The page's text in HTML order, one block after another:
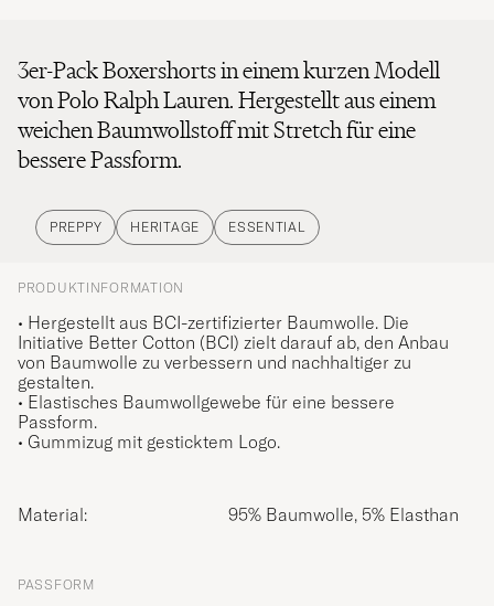
3er-Pack Boxershorts in einem kurzen Modell
von Polo Ralph Lauren. Hergestellt aus einem
weichen Baumwollstoff mit Stretch für eine
bessere Passform.
PREPPY HERITAGE ESSENTIAL
PRODUKTINFORMATION
• Hergestellt aus BCI-zertifizierter Baumwolle. Die
Initiative Better Cotton (BCI) zielt darauf ab, den Anbau
von Baumwolle zu verbessern und nachhaltiger zu
gestalten.
• Elastisches Baumwollgewebe für eine bessere
Passform.
• Gummizug mit gesticktem Logo.
Material: 95% Baumwolle, 5% Elasthan
PASSFORM